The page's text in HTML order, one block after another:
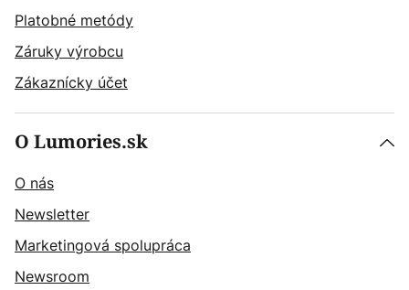
Platobné metódy
Záruky výrobcu
Zákaznícky účet
O Lumories.sk
O nás
Newsletter
Marketingová spolupráca
Newsroom